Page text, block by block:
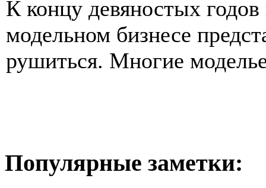
К концу девяностых
модельном бизнесе
рушиться. Многие
Популярные заметки: